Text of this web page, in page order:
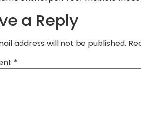
a Reply
address will not be published.
*